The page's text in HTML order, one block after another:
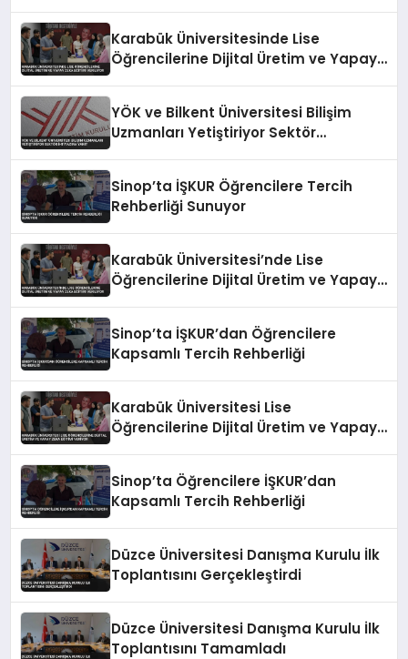
Karabük Üniversitesinde Lise
Öğrencilerine Dijital Üretim ve Yapay
YÖK ve Bilkent Üniversitesi Bilişim
Uzmanları Yetiştiriyor Sektör
Sinop’ta İŞKUR Öğrencilere Tercih
Rehberliği Sunuyor
Karabük Üniversitesi’nde Lise
Öğrencilerine Dijital Üretim ve Yapay
Sinop’ta İŞKUR’dan Öğrencilere
Kapsamlı Tercih Rehberliği
Karabük Üniversitesi Lise
Öğrencilerine Dijital Üretim ve Yapay
Sinop’ta Öğrencilere İŞKUR’dan
Kapsamlı Tercih Rehberliği
Düzce Üniversitesi Danışma Kurulu İlk
Toplantısını Gerçekleştirdi
Düzce Üniversitesi Danışma Kurulu İlk
Toplantısını Tamamladı